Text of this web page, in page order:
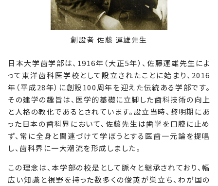
創設者 佐藤 運雄先生
日本大学歯学部は、1916年（大正5年）、佐藤運雄先生によ
って東洋歯科医学校として設立されたことに始まり、2016
年（平成28年）に創設100周年を迎えた伝統ある学部です。
その建学の趣旨は、医学的基礎に立脚した歯科技術の向上
と人格の教化であるとされています。設立当時、黎明期にあ
った日本の歯科界において、佐藤先生は歯学を口腔に止め
ず、常に全身と関連づけて学ぼうとする医歯一元論を提唱
し、歯科界に一大潮流を形成しました。
この理念は、本学部の校是として脈々と継承されており、幅
広い知識と視野を持った数多くの俊英が巣立ち、わが国の